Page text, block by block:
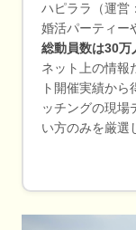
ハピララ（運営
婚活パーティー
総動員数は30万
ネット上の情報
ト開催実績か
ッチングの現場
い方のみを厳選